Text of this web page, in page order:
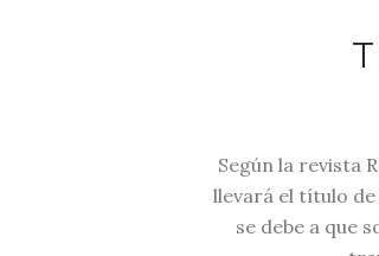
Según la revista
llevará el título de
se debe a que